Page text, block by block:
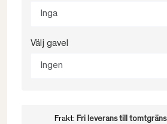
Inga
Välj gavel
Ingen
Frakt: Fri leverans till tomtgräns